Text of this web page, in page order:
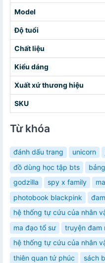
Model
Độ tuổi
Chất liệu
Kiểu dáng
Xuất xứ thương hiệu
SKU
Từ khóa
đánh dấu trang unicorn
đồ dùng học tập bts
godzilla
spy x family
photobook blackpink
hệ thống tự cứu của nhân
ma đạo tổ sư
truyện đam
hệ thống tự cứu của nhân
thiên quan tứ phúc
sách